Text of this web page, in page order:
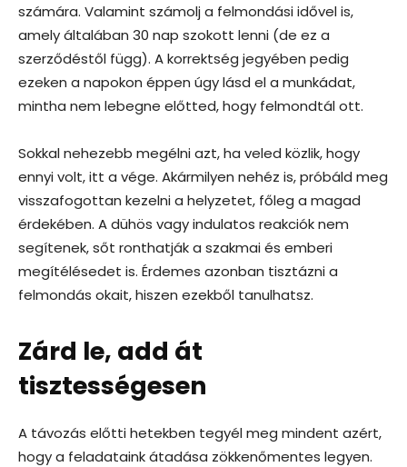
számára. Valamint számolj a felmondási idővel is,
amely általában 30 nap szokott lenni (de ez a
szerződéstől függ). A korrektség jegyében pedig
ezeken a napokon éppen úgy lásd el a munkádat,
mintha nem lebegne előtted, hogy felmondtál ott.
Sokkal nehezebb megélni azt, ha veled közlik, hogy
ennyi volt, itt a vége. Akármilyen nehéz is, próbáld meg
visszafogottan kezelni a helyzetet, főleg a magad
érdekében. A dühös vagy indulatos reakciók nem
segítenek, sőt ronthatják a szakmai és emberi
megítélésedet is. Érdemes azonban tisztázni a
felmondás okait, hiszen ezekből tanulhatsz.
Zárd le, add át
tisztességesen
A távozás előtti hetekben tegyél meg mindent azért,
hogy a feladataink átadása zökkenőmentes legyen.